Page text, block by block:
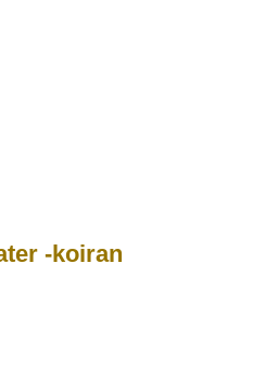
-koiran